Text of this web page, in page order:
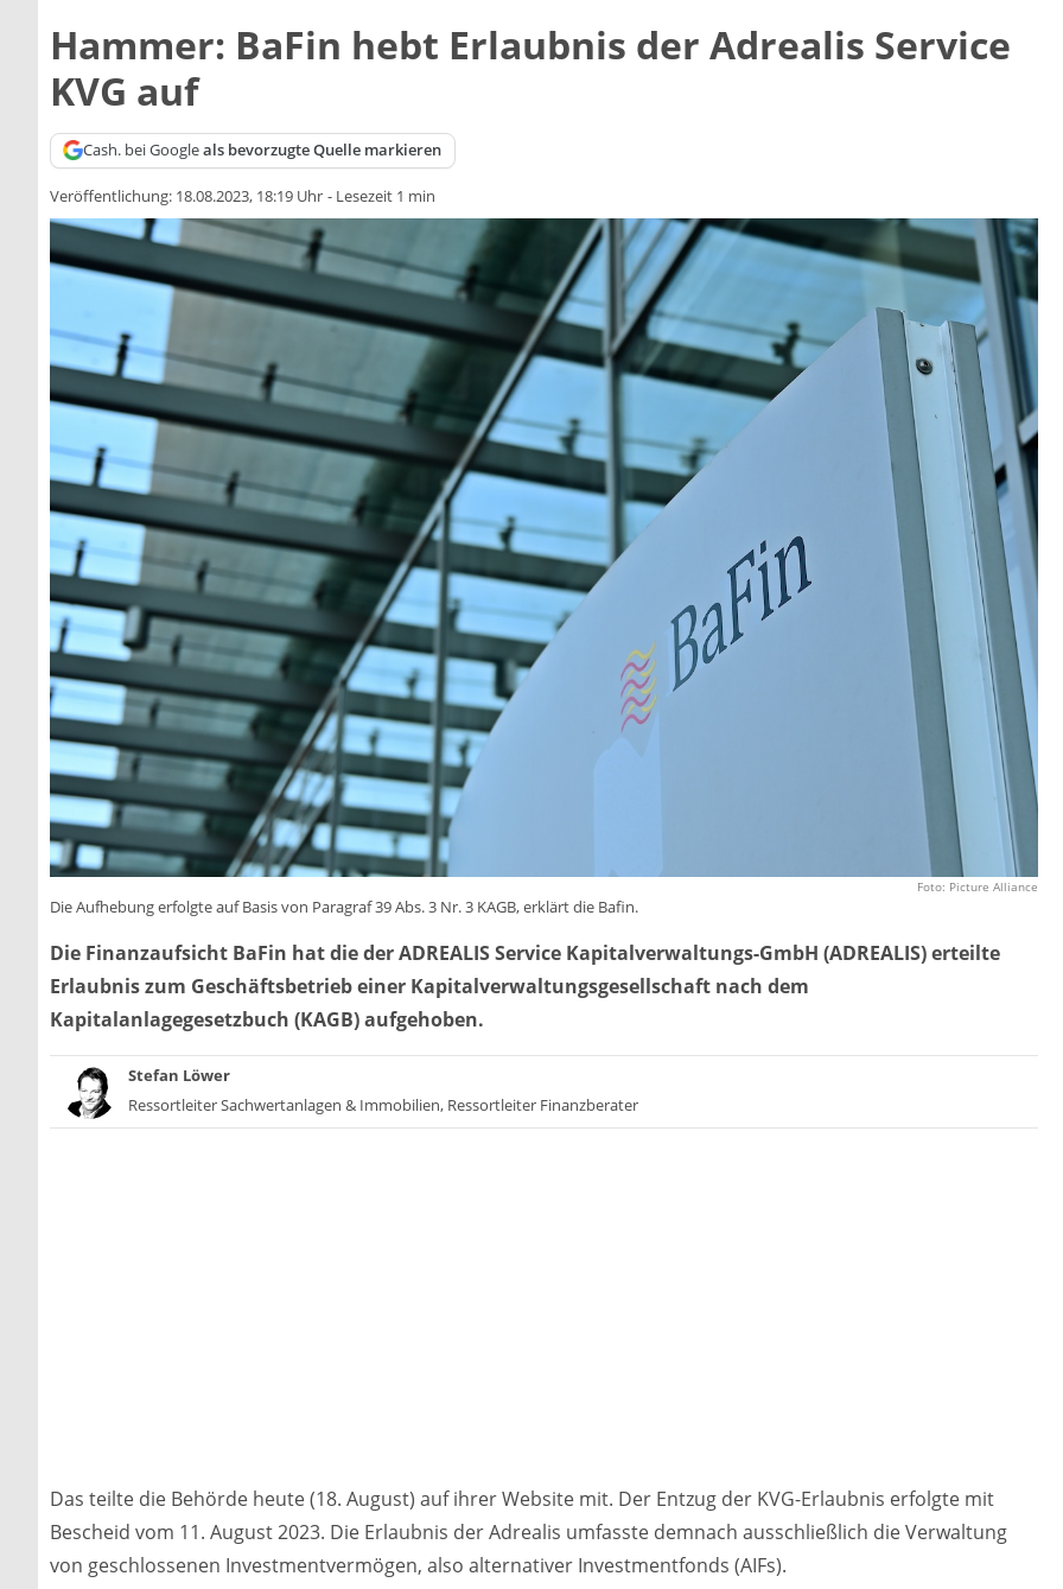
Hammer: BaFin hebt Erlaubnis der Adrealis Service
KVG auf
Cash. bei Googleals bevorzugte Quelle markieren
Veröffentlichung: 18.08.2023, 18:19 Uhr - Lesezeit 1 min
Foto: Picture Alliance
Die Aufhebung erfolgte auf Basis von Paragraf 39 Abs. 3 Nr. 3 KAGB, erklärt die Bafin.
Die Finanzaufsicht BaFin hat die der ADREALIS Service Kapitalverwaltungs-GmbH (ADREALIS) erteilte
Erlaubnis zum Geschäftsbetrieb einer Kapitalverwaltungsgesellschaft nach dem
Kapitalanlagegesetzbuch (KAGB) aufgehoben.
Stefan Löwer
Ressortleiter Sachwertanlagen & Immobilien, Ressortleiter Finanzberater
Das teilte die Behörde heute (18. August) auf ihrer Website mit. Der Entzug der KVG-Erlaubnis erfolgte mit
Bescheid vom 11. August 2023. Die Erlaubnis der Adrealis umfasste demnach ausschließlich die Verwaltung
von geschlossenen Investmentvermögen, also alternativer Investmentfonds (AIFs).